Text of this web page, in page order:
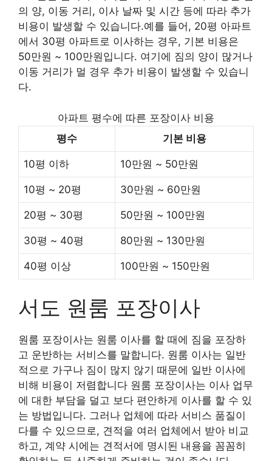
의 양, 이동 거리, 이사 날짜 및 시간 등에 따라 추가
비용이 발생할 수 있습니다.예를 들어, 20평 아파트
에서 30평 아파트로 이사하는 경우, 기본 비용은
50만원 ~ 100만원입니다. 여기에 짐의 양이 많거나
이동 거리가 멀 경우 추가 비용이 발생할 수 있습니
다.
아파트 평수에 따른 포장이사 비용
평수
기본 비용
10평 이하 10만원 ~ 50만원
10평 ~ 20평 30만원 ~ 60만원
20평 ~ 30평 50만원 ~ 100만원
30평 ~ 40평 80만원 ~ 130만원
40평 이상 100만원 ~ 150만원
서도 원룸 포장이사
원룸 포장이사는 원룸 이사를 할 때에 짐을 포장하
고 운반하는 서비스를 말합니다. 원룸 이사는 일반
적으로 가구나 짐이 많지 않기 때문에 일반 이사에
비해 비용이 저렴합니다 원룸 포장이사는 이사 업무
에 대한 부담을 덜고 보다 편안하게 이사를 할 수 있
는 방법입니다. 그러나 업체에 따라 서비스 품질이
다를 수 있으므로, 견적을 여러 업체에서 받아 비교
하고, 계약 시에는 견적서에 명시된 내용을 꼼꼼히